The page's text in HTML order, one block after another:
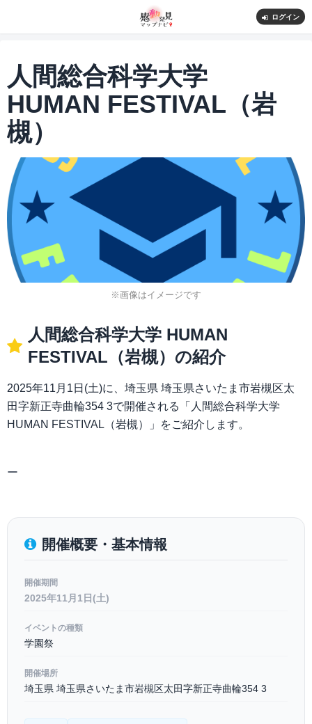
ログイン
人間総合科学大学
HUMAN FESTIVAL（岩
槻）
※画像はイメージです
人間総合科学大学 HUMAN
FESTIVAL（岩槻）の紹介
2025年11月1日(土)に、埼玉県 埼玉県さいたま市岩槻区太
田字新正寺曲輪354 3で開催される「人間総合科学大学
HUMAN FESTIVAL（岩槻）」をご紹介します。
ー
開催概要・基本情報
開催期間
2025年11月1日(土)
イベントの種類
学園祭
開催場所
埼玉県 埼玉県さいたま市岩槻区太田字新正寺曲輪354 3